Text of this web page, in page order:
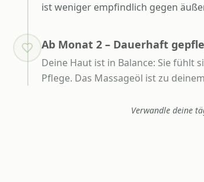
ist weniger empfindlich gegen
Ab Monat 2 – Dauerhaft
Deine Haut ist in Balance: Sie fühlt
Pflege. Das Massageöl ist zu
Verwandle deine